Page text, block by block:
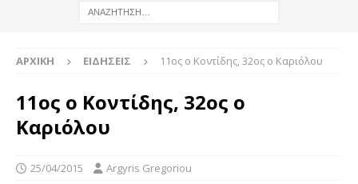
ΑΡΧΙΚΉ ΕΙΔΉΣΕΙΣ 11ος ο Κοντίδης, 32ος ο Καριόλου
11ος ο Κοντίδης, 32ος ο
Καριόλου
25/04/2015 Argyris Gregoriou